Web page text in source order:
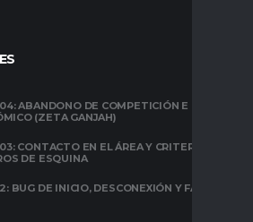
ABANDONO DE COMPETICIÓN E
(ZETA GANJAH)
CONTACTO EN EL ÁREA Y CRITERIO DE
DE ESQUINA
BUG DE INICIO, DESCONEXIÓN Y FALTA DE